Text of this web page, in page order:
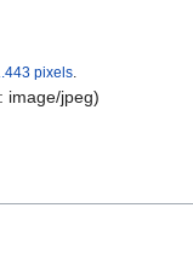
pixels
image/jpeg)